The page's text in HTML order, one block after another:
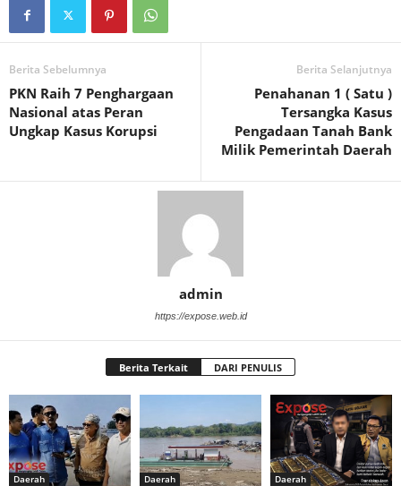
Berita Sebelumnya
PKN Raih 7 Penghargaan
Nasional atas Peran
Ungkap Kasus Korupsi
Berita Selanjutnya
Penahanan 1 ( Satu )
Tersangka Kasus
Pengadaan Tanah Bank
Milik Pemerintah Daerah
admin
https://expose.web.id
Berita Terkait DARI PENULIS
Daerah Daerah Daerah